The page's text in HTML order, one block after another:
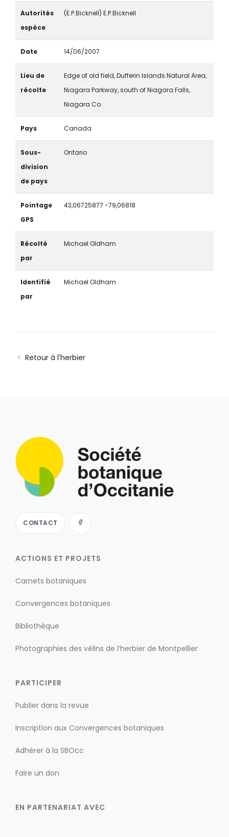
Autorités
espèce
(E.P.Bicknell) E.P.Bicknell
Date 14/06/2007
Lieu de
récolte
Edge of old field, Dufferin Islands Natural Area,
Niagara Parkway, south of Niagara Falls,
Niagara Co.
Pays Canada
Sous-
division
de pays
Ontario
Pointage
GPS
43,06725877 -79,06818
Récolté
par
Michael Oldham
Identifié
par
Michael Oldham
Retour à l'herbier
CONTACT
ACTIONS ET PROJETS
Carnets botaniques
Convergences botaniques
Bibliothèque
Photographies des vélins de l’herbier de Montpellier
PARTICIPER
Publier dans la revue
Inscription aux Convergences botaniques
Adhérer à la SBOcc
Faire un don
EN PARTENARIAT AVEC